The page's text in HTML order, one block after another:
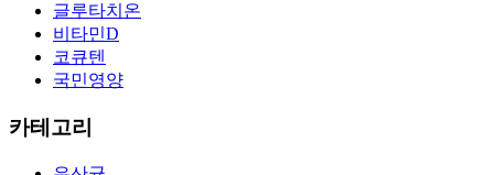
글루타치온
비타민D
코큐텐
국민영양
카테고리